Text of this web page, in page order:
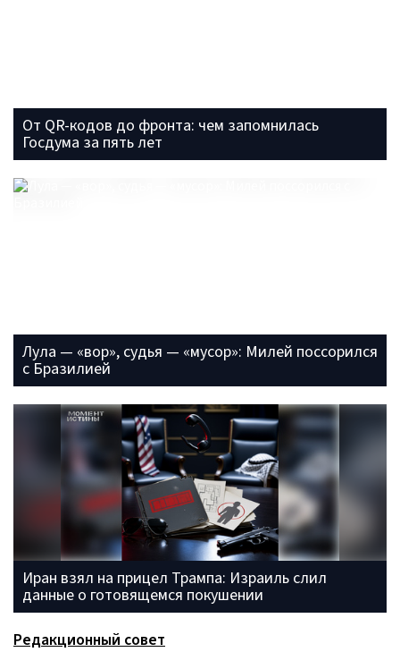
От QR-кодов до фронта: чем запомнилась
Госдума за пять лет
Лула — «вор», судья — «мусор»: Милей поссорился
с Бразилией
Иран взял на прицел Трампа: Израиль слил
данные о готовящемся покушении
Редакционный совет